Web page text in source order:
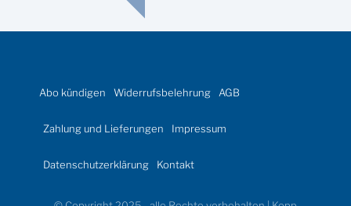
Abo kündigen Widerrufsbelehrung AGB
Zahlung und Lieferungen Impressum
Datenschutzerklärung Kontakt